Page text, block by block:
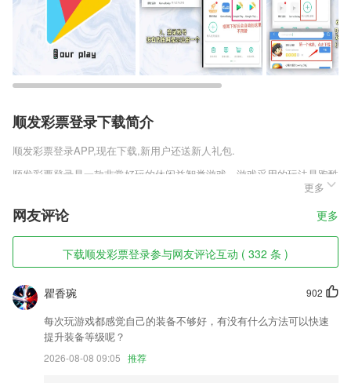
顺发彩票登录下载简介
顺发彩票登录APP,现在下载,新用户还送新人礼包.
顺发彩票登录是一款非常好玩的休闲益智类游戏，游戏采用的玩法是跑酷
的玩法，这里的画风和背景都是非常的可爱的，人物也是采用的萌系的Q
版形象，在加上唯美的背景音乐，能够让玩家们感受到最休闲的跑酷冒
险，控制你的人物去和小怪兽们战斗吧。
顺发彩票登录软件特色
1,账户及钱包等其他信息；
2,【3】界面美观简洁，用心做好应用的每一个细节，操作简洁直观。
3,【击破弱点】
4,迅速快捷的对前方报道事件，进行第一时间稿件发布，抢占稿件的实效
更多
网友评论 更多
下载顺发彩票登录参与网友评论互动 ( 332 条 )
902
瞿香琬
每次玩游戏都感觉自己的装备不够好，有没有什么方法可以快速
提升装备等级呢？
2026-08-08 09:05 推荐